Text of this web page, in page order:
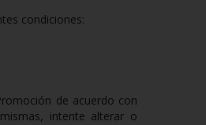
condiciones:
de acuerdo con
intente alterar o